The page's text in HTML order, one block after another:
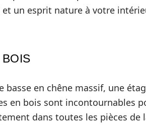
un esprit nature à votre
basse en chêne massif, une
en bois sont incontournables
dans toutes les pièces de